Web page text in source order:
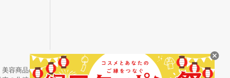
容商品の通販サイトです。